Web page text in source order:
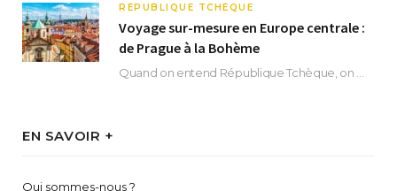
RÉPUBLIQUE TCHÈQUE
Voyage sur-mesure en Europe centrale :
de Prague à la Bohème
EN SAVOIR +
Qui sommes-nous ?